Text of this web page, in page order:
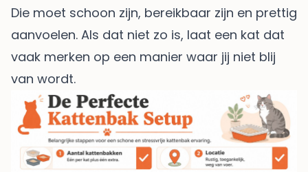
Die moet schoon zijn, bereikbaar zijn en prettig
aanvoelen. Als dat niet zo is, laat een kat dat
vaak merken op een manier waar jij niet blij
van wordt.